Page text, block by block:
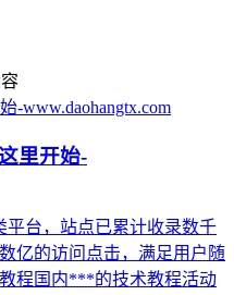
里开始-
台，站点已累计收录数千
亿的访问点击，满足用户随
程国内***的技术教程活动